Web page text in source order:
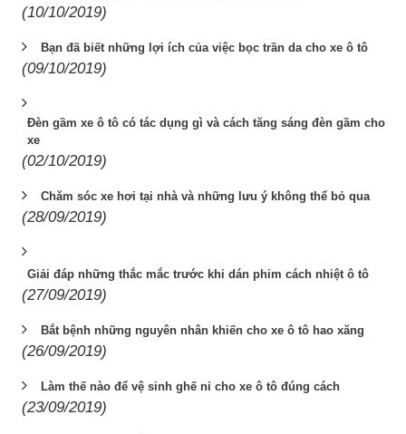
(10/10/2019)
Bạn đã biết những lợi ích của việc bọc trần da cho xe ô tô
(09/10/2019)
Đèn gầm xe ô tô có tác dụng gì và cách tăng sáng đèn gầm cho
xe
(02/10/2019)
Chăm sóc xe hơi tại nhà và những lưu ý không thể bỏ qua
(28/09/2019)
Giải đáp những thắc mắc trước khi dán phim cách nhiệt ô tô
(27/09/2019)
Bắt bệnh những nguyên nhân khiến cho xe ô tô hao xăng
(26/09/2019)
Làm thế nào để vệ sinh ghế nỉ cho xe ô tô đúng cách
(23/09/2019)